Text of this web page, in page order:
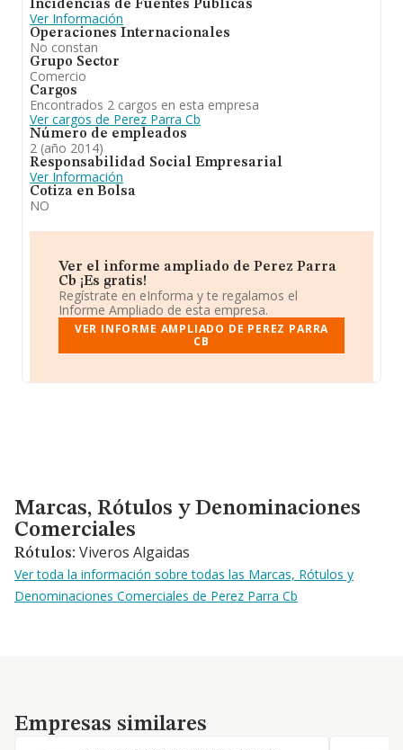
Incidencias de Fuentes Públicas
Ver Información
Operaciones Internacionales
No constan
Grupo Sector
Comercio
Cargos
Encontrados 2 cargos en esta empresa
Ver cargos de Perez Parra Cb
Número de empleados
2 (año 2014)
Responsabilidad Social Empresarial
Ver Información
Cotiza en Bolsa
NO
Ver el informe ampliado de Perez Parra
Cb ¡Es gratis!
Regístrate en eInforma y te regalamos el
Informe Ampliado de esta empresa.
VER INFORME AMPLIADO DE PEREZ PARRA
CB
Marcas, Rótulos y Denominaciones Comerciales
Marcas, Rótulos y Denominaciones
Comerciales
Rótulos: Viveros Algaidas
Ver toda la información sobre todas las Marcas, Rótulos y
Denominaciones Comerciales de Perez Parra Cb
Empresas similares
Empresas similares